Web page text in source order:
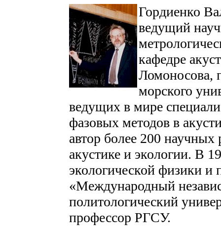
Гордиенко
ведущий
кафедре
Ломоносова,
морского
ведущих в мире
фазовых методов в
автор более 200
акустике и экологии. В
экологической физики
«Международный
политологический
профессор РГСУ.